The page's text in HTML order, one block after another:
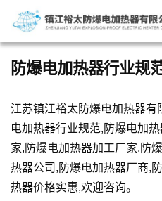
防爆电加热器行业规
江苏镇江裕太防爆电加热器
电加热器行业规范,防爆电加
家,防爆电加热器加工厂家,防
热器公司,防爆电加热器厂商,
热器价格实惠,欢迎咨询。